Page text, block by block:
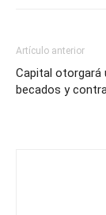
Artículo anterior
Capital otorgará
becados y